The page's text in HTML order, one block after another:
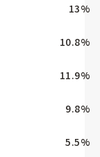
13%
10.8%
11.9%
9.8%
5.5%